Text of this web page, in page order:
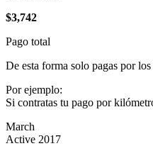
$3,742
Pago total
De esta forma solo pagas por
Por ejemplo:
Si contratas tu pago por
March
Active 2017